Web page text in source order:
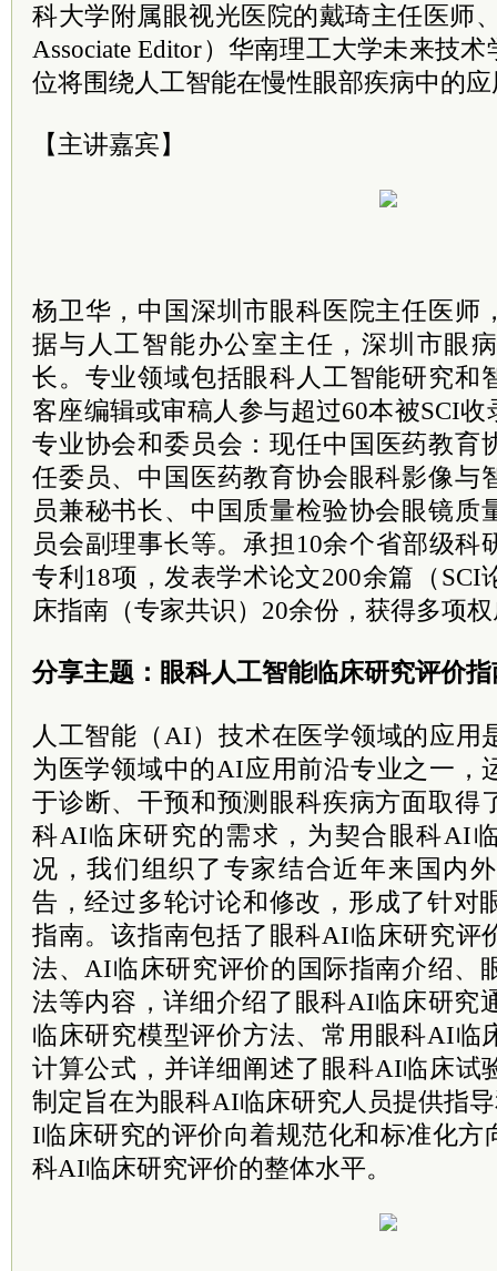
科大学附属眼视光医院的戴琦主任医师
Associate Editor）华南理工大学未来技
位将围绕人工智能在慢性眼部疾病中的
【主讲嘉宾】
杨卫华，中国深圳市眼科医院主任医师
据与人工智能办公室主任，深圳市眼
长。专业领域包括眼科人工智能研究和
客座编辑或审稿人参与超过60本被SCI
专业协会和委员会：现任中国医药教育
任委员、中国医药教育协会眼科影像与
员兼秘书长、中国质量检验协会眼镜质
员会副理事长等。承担10余个省部级科
专利18项，发表学术论文200余篇（SCI
床指南（专家共识）20余份，获得多项
分享主题：眼科人工智能临床研究评价指
人工智能（AI）技术在医学领域的应用
为医学领域中的AI应用前沿专业之一，
于诊断、干预和预测眼科疾病方面取得
科AI临床研究的需求，为契合眼科AI
况，我们组织了专家结合近年来国内
告，经过多轮讨论和修改，形成了针对
指南。该指南包括了眼科AI临床研究评
法、AI临床研究评价的国际指南介绍、
法等内容，详细介绍了眼科AI临床研究
临床研究模型评价方法、常用眼科AI临
计算公式，并详细阐述了眼科AI临床试
制定旨在为眼科AI临床研究人员提供指
I临床研究的评价向着规范化和标准化方
科AI临床研究评价的整体水平。